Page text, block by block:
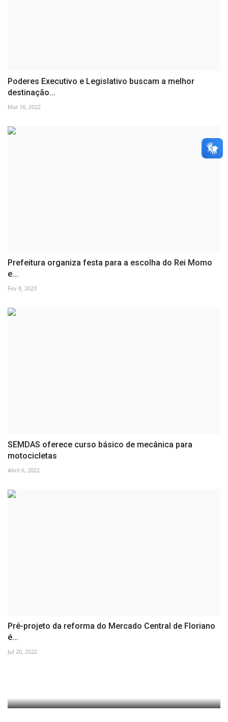
Poderes Executivo e Legislativo buscam a melhor
destinação...
Mar 16, 2022
Prefeitura organiza festa para a escolha do Rei Momo
e...
Fev 8, 2023
SEMDAS oferece curso básico de mecânica para
motocicletas
Abril 6, 2022
Pré-projeto da reforma do Mercado Central de Floriano
é...
Jul 20, 2022